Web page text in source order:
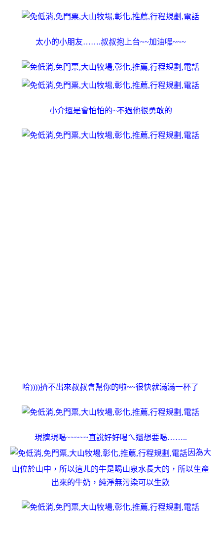
太小的小朋友…….叔叔抱上台~~加油嘿~~~
小介還是會怕怕的~不過他很勇敢的
哈))))擠不出來叔叔會幫你的啦~~很快就滿滿一杯了
現擠現喝~~~~~直說好好喝ㄟ還想要喝……..
因為大
山位於山中，所以這ㄦ的牛是喝山泉水長大的，所以生產
出來的牛奶，純淨無污染可以生飲